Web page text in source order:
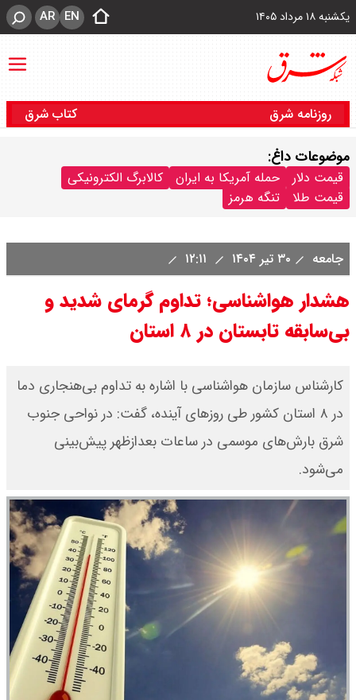
یکشنبه ۱۸ مرداد ۱۴۰۵ EN
AR
روزنامه شرق کتاب شرق
موضوعات داغ:
قیمت دلار حمله آمریکا به ایران
کالابرگ الکترونیکی
قیمت طلا
تنگه هرمز
جامعه ۳۰ تیر ۱۴۰۴
هشدار هواشناسی؛ تداوم گرمای شدید و
بی‌سابقه تابستان در ۸ استان
کارشناس سازمان هواشناسی با اشاره به تداوم بی‌هنجاری دما
در ۸ استان کشور طی روزهای آینده، گفت: در نواحی جنوب
شرق بارش‌های موسمی در ساعات بعدازظهر پیش‌بینی
می‌شود.